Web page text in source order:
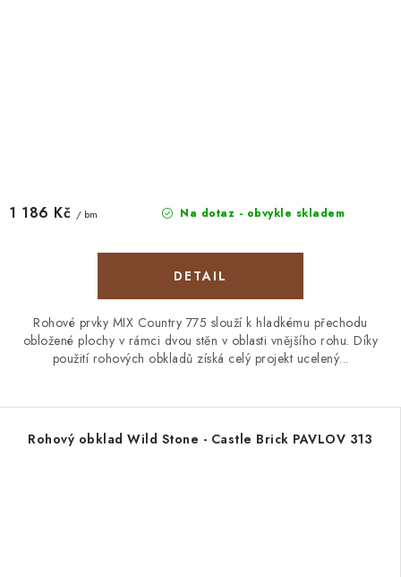
Na dotaz - obvykle skladem
1 186 Kč / bm
Rohové prvky MIX Country 775 slouží k hladkému přechodu
obložené plochy v rámci dvou stěn v oblasti vnějšího rohu. Díky
použití rohových obkladů získá celý projekt ucelený...
Rohový obklad Wild Stone - Castle Brick PAVLOV 313